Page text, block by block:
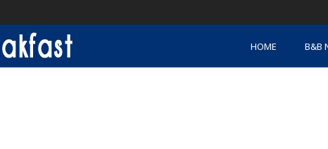
HOME B&B